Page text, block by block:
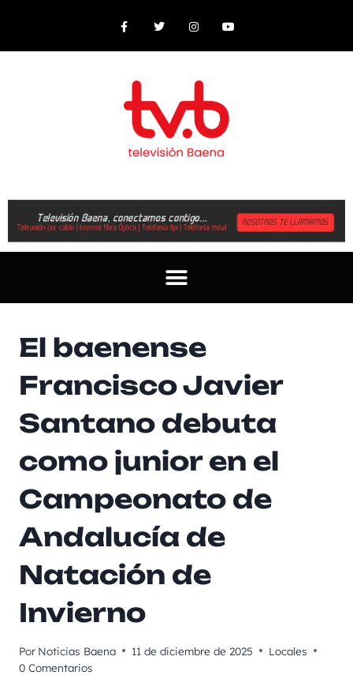
El baenense
Francisco Javier
Santano debuta
como junior en el
Campeonato de
Andalucía de
Natación de
Invierno
Por Noticias Baena 11 de diciembre de 2025
Locales
0 Comentarios